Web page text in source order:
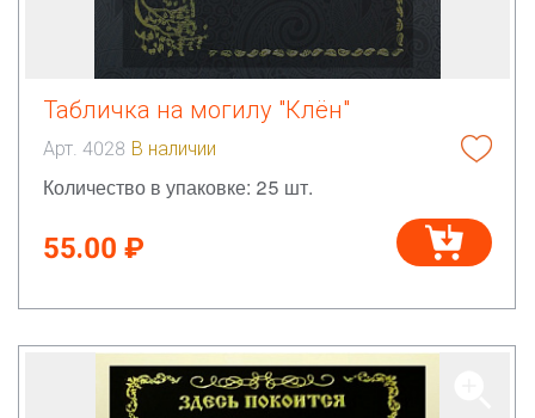
Табличка на могилу "Клён"
Арт. 4028 В наличии
Количество в упаковке: 25 шт.
55.00 ₽